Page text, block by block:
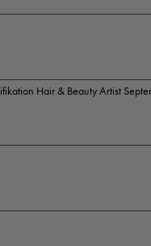
Hair & Beauty Artist